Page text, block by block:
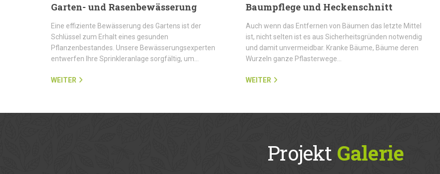
Garten- und Rasenbewässerung
Eine effiziente Bewässerung des Gartens ist der
Schlüssel zum Erhalt eines gesunden
Pflanzenbestandes. Unsere Bewässerungsexperten
entwerfen Ihre Sprinkleranlage sorgfältig, um…
WEITER
Baumpflege und Heckenschnitt
Auch wenn das Entfernen von Bäumen das letzte Mittel
ist, nicht selten ist es aus Sicherheitsgründen notwendig
und damit unvermeidbar. Kranke Bäume, Bäume deren
Wurzeln ganze Pflasterwege…
WEITER
Projekt Galerie